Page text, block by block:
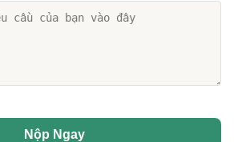
Nộp Ngay